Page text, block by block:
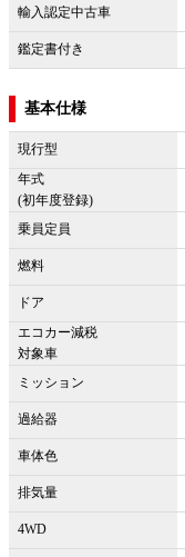
輸入認定中古車
鑑定書付き
基本仕様
現行型
年式
(初年度登録)
乗員定員
燃料
ドア
エコカー減税
対象車
ミッション
過給器
車体色
排気量
4WD